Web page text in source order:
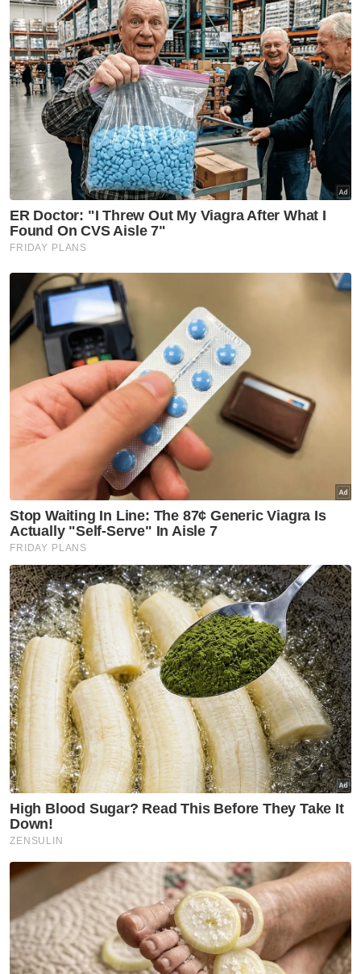
Ruangan komen hantaran tersebut dibanjiri
reaksi daripada warganet Muslim yang
tersinggung dan menuntut penjelasan
daripada selebriti berkenaan.
olokkan,” tulis seorang pengguna.
Seorang lagi memberi komen serupa,
“Gunakan kalimah ALLAH ketika membuat
persembahan Waterbomb jelas tidak
menghormati Muslim. Agama saya bukan
untuk dipermainkan.”
Artikel Berkaitan:
Tindakan Trump puji kefasihan Presiden Liberia
berbahasa Inggeris cetus kemarahan
Isu parkir haram di Bukit Bintang cetus kemarahan
orang awam
Lelaki sengaja langgar pengunjung wanita di Bazar
Setakat ini, tiada kenyataan rasmi dikeluarkan
oleh penganjur mahupun selebriti terlibat
berhubung kontroversi tersebut. – Agensi